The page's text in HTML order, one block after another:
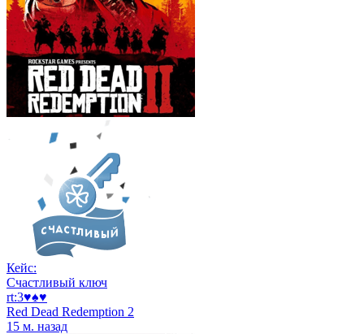
Кейс:
Счастливый ключ
rt:3♥♠♥
Red Dead Redemption 2
15 м. назад